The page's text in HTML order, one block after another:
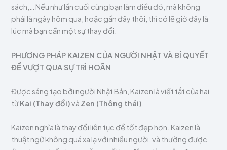
sách,… Nếu như lần cuối cùng bạn làm điều đó, mà không
phải là ngày hôm qua, hoặc gần đây thôi, thì có lẽ giờ đây là
lúc mà bạn cần một sự thay đổi.
PHƯƠNG PHÁP KAIZEN CỦA NGƯỜI NHẬT VÀ BÍ QUYẾT
ĐỂ VƯỢT QUA SỰ TRÌ HOÃN
Được sáng tạo bởi người Nhật Bản, Kaizen là viết tắt của hai
từKai (Thay đổi)và Zen (Thông thái)
Kaizen nghĩa là thay đổi liên tục để tốt đẹp hơn. Kaizen là
thuật ngữ không quá xa lạ với nhiều người, và thường được